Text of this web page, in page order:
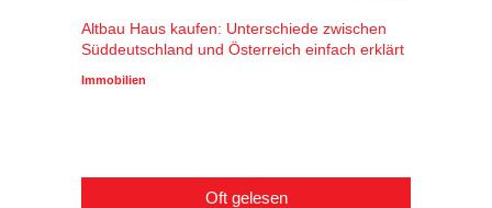
Altbau Haus kaufen: Unterschiede zwischen
Süddeutschland und Österreich einfach erklärt
Immobilien
Oft gelesen